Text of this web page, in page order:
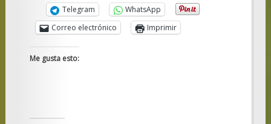
Telegram
WhatsApp
Correo electrónico
Imprimir
Me gusta esto: